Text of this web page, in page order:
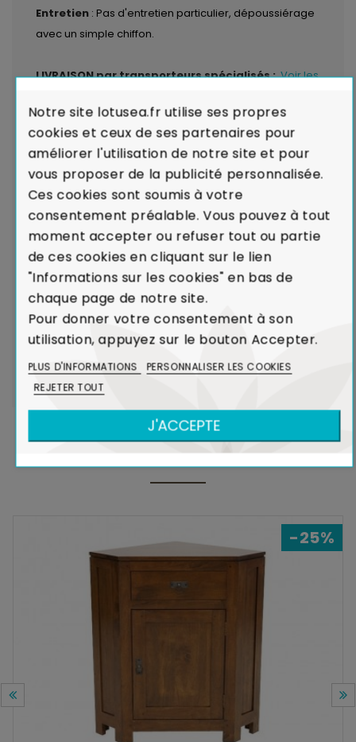
Entretien : Pas d'entretien particulier, dépoussiérage
avec un simple chiffon.
LIVRAISON par transporteurs spécialisés :Voir les
Garantie de Conformité : Satisfait ou
Remboursé.En cas de défaut majeur sur un produit
reçu ou de non-conformité par rapport à votre
commande, nous remplaçons aussitôt votre meuble.
Voir Charte de Qualité
Dans le cadre de la production de caoutchouc,
l'Hévéa était un arbre voué à l'incinération.
Le recyclage de l'Hévéa dans la réalisation de
meubles contribue ainsi à limiter l'émission de
CO₂ dans l'atmosphère.
Voir Bois et Environnement
DANS LA MÊME COLLECTION
-25%
Notre site lotusea.fr utilise ses propres
cookies et ceux de ses partenaires pour
améliorer l'utilisation de notre site et pour
vous proposer de la publicité personnalisée.
Ces cookies sont soumis à votre
consentement préalable. Vous pouvez à tout
moment accepter ou refuser tout ou partie
de ces cookies en cliquant sur le lien
"Informations sur les cookies" en bas de
chaque page de notre site.
Pour donner votre consentement à son
utilisation, appuyez sur le bouton Accepter.
PLUS D'INFORMATIONS
PERSONNALISER LES COOKIES
REJETER TOUT
J'ACCEPTE